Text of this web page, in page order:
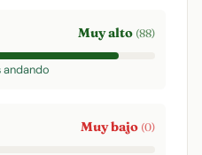
Muy alto (88)
andando
Muy bajo (0)